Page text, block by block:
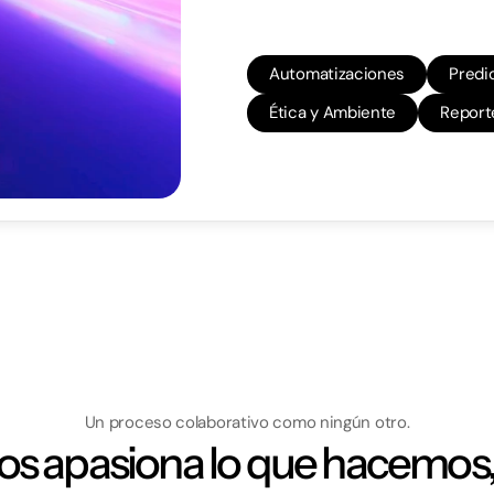
Automatizaciones
Ética y Ambiente
Un proceso colaborativo como ningún otro.
apasiona lo que